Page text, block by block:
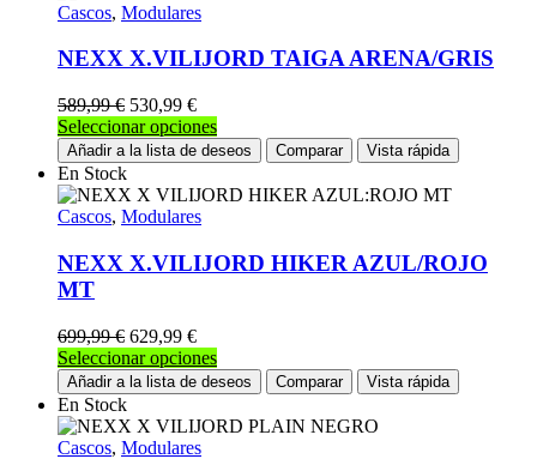
opciones
se
elegir
en
la
de
Cascos, Modulares
NEXX X.VILIJORD TAIGA ARENA/GRIS
589,99€ 530,99 €
Seleccionar opcionesEste
producto
tiene
múltiples
opciones
se
la
página
producto
Añadir a la lista de deseos Comparar Vista rápida
En Stock
Cascos, Modulares
NEXX X.VILIJORD HIKER AZUL/ROJO
MT
699,99€ 629,99 €
Seleccionar opcionesEste
producto
tiene
múltiples
Añadir a la lista de deseos Comparar Vista rápida
En Stock
Cascos, Modulares